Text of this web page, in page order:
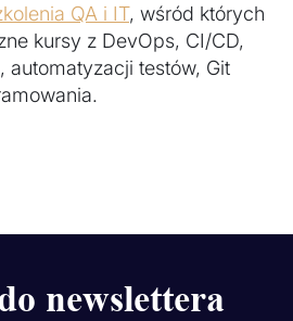
QA i IT, wśród których
kursy z DevOps, CI/CD,
automatyzacji testów, Git
newslettera